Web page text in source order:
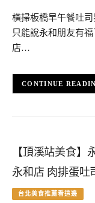
橫掃板橋早午餐吐
只能說永和朋友有
店…
CONTINUE
【頂溪站美食】
永和店 肉排蛋吐
台北美食推薦看這邊